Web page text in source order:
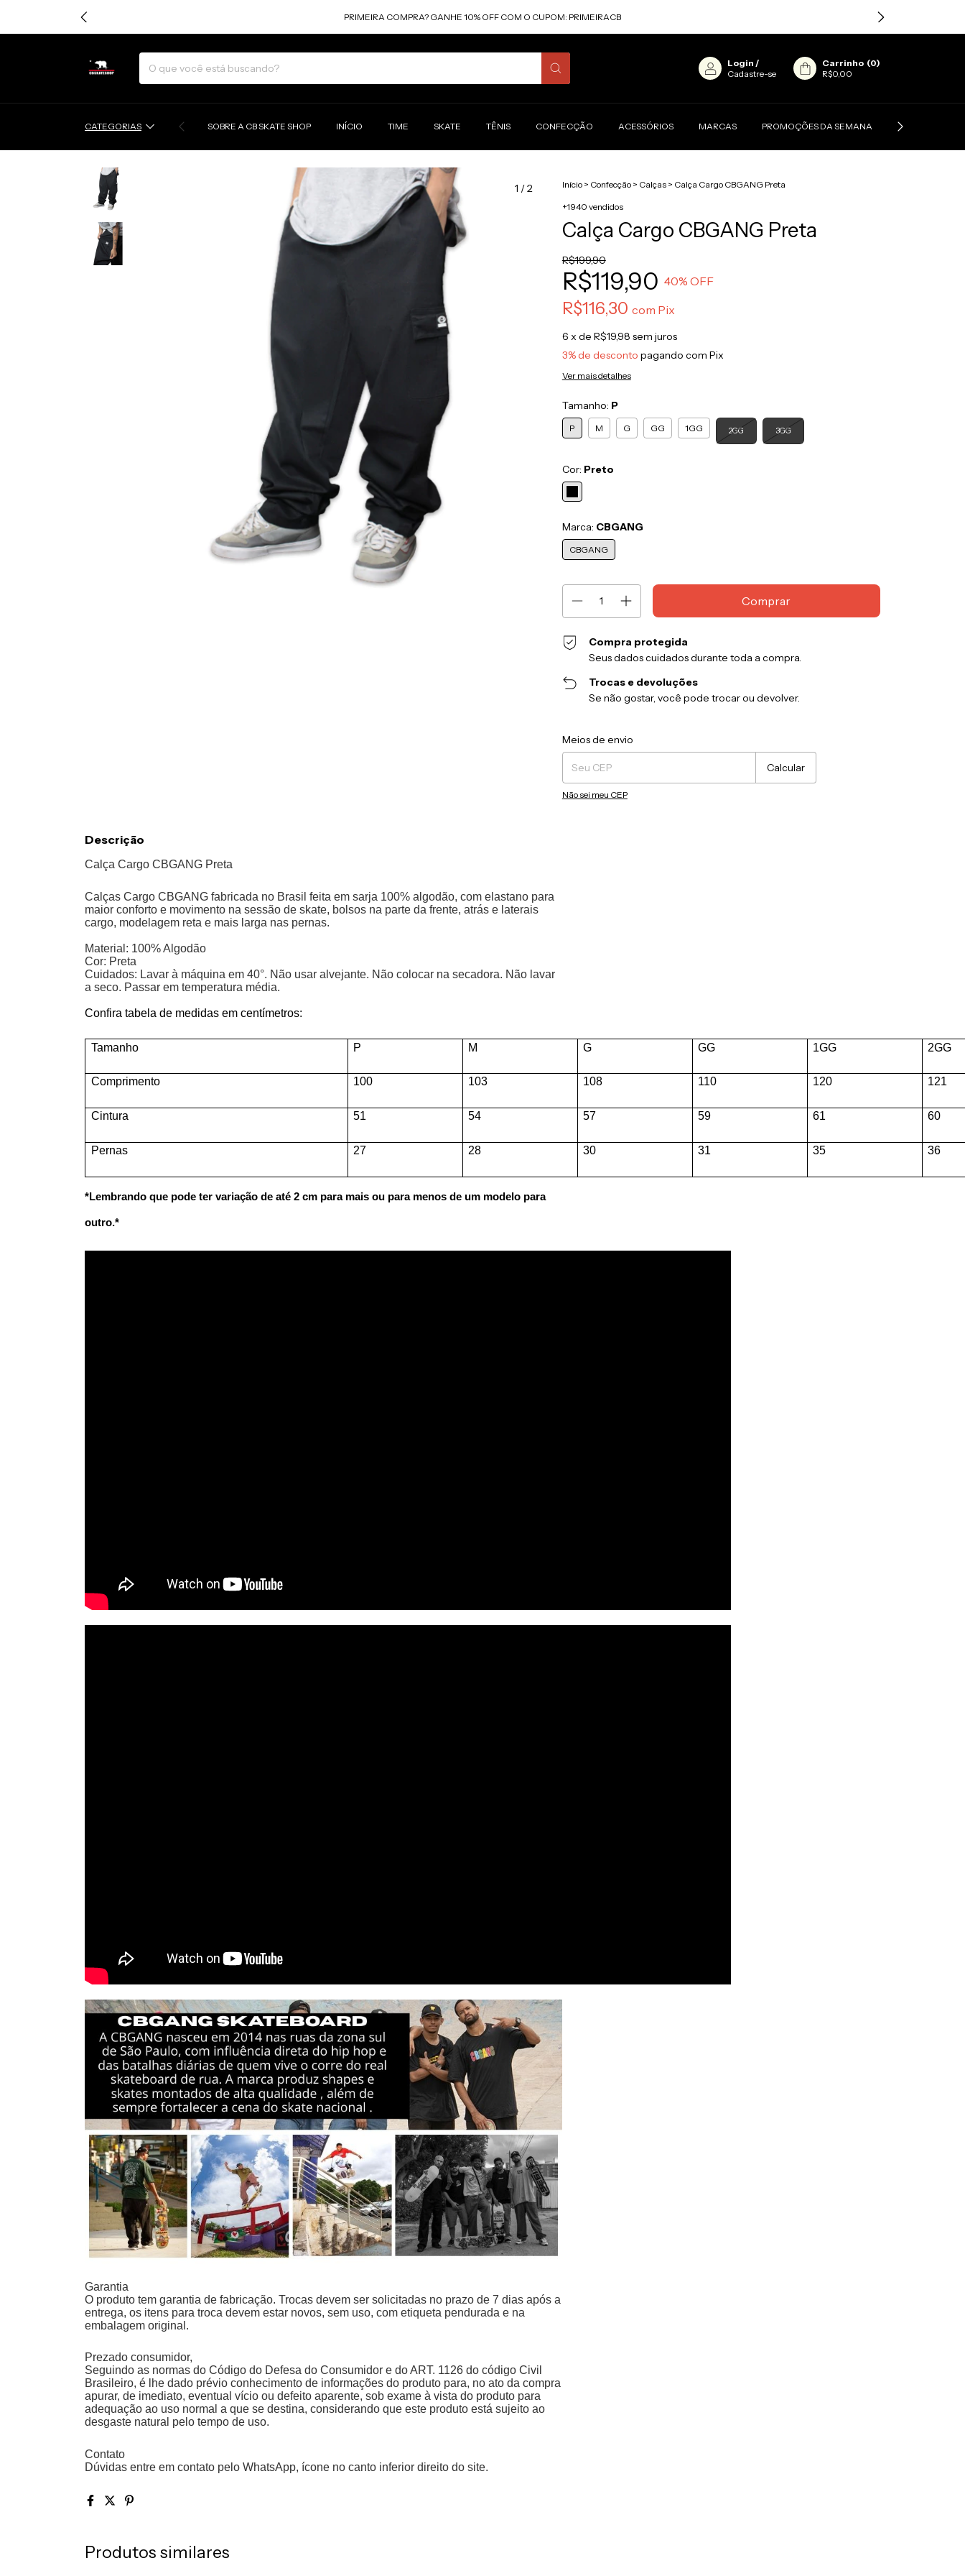
PRIMEIRA COMPRA? GANHE 10% OFF COM O CUPOM: PRIMEIRACB
Login /
Cadastre-se
Carrinho (0)
R$0,00
CATEGORIAS SOBRE A CB SKATE SHOP INÍCIO TIME SKATE TÊNIS CONFECÇÃO ACESSÓRIOS MARCAS PROMOÇÕES DA SEMANA CONTATO
1 /2 Início > Confecção > Calças > Calça Cargo CBGANG Preta
+1940 vendidos
Calça Cargo CBGANG Preta
R$199,90
R$119,90 40% OFF
R$116,30 com Pix
6 x de R$19,98 sem juros
3% de desconto pagando com Pix
Ver mais detalhes
Tamanho: P
P M G GG 1GG 2GG 3GG
Cor: Preto
Marca: CBGANG
CBGANG
Compra protegida
Seus dados cuidados durante toda a compra.
Trocas e devoluções
Se não gostar, você pode trocar ou devolver.
Entregas para o CEP:
Meios de envio
Calcular
Não sei meu CEP
Descrição
Calça Cargo CBGANG Preta
Calças Cargo CBGANG fabricada no Brasil feita em sarja 100% algodão, com elastano para
maior conforto e movimento na sessão de skate, bolsos na parte da frente, atrás e laterais
cargo, modelagem reta e mais larga nas pernas.
Material: 100% Algodão
Cor: Preta
Cuidados: Lavar à máquina em 40°. Não usar alvejante. Não colocar na secadora. Não lavar
a seco. Passar em temperatura média.
Confira tabela de medidas em centímetros:
Tamanho P M G GG 1GG 2GG
Comprimento 100 103 108 110 120 121
Cintura 51 54 57 59 61 60
Pernas 27 28 30 31 35 36
*Lembrando que pode ter variação de até 2 cm para mais ou para menos de um modelo para
outro.*
Garantia
O produto tem garantia de fabricação. Trocas devem ser solicitadas no prazo de 7 dias após a
entrega, os itens para troca devem estar novos, sem uso, com etiqueta pendurada e na
embalagem original.
Prezado consumidor,
Seguindo as normas do Código do Defesa do Consumidor e do ART. 1126 do código Civil
Brasileiro, é lhe dado prévio conhecimento de informações do produto para, no ato da compra
apurar, de imediato, eventual vício ou defeito aparente, sob exame à vista do produto para
adequação ao uso normal a que se destina, considerando que este produto está sujeito ao
desgaste natural pelo tempo de uso.
Contato
Dúvidas entre em contato pelo WhatsApp, ícone no canto inferior direito do site.
Produtos similares